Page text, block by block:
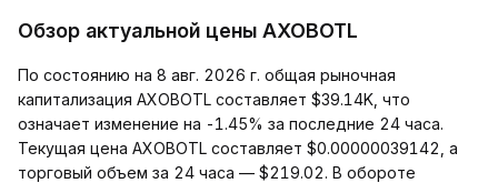
Обзор актуальной цены AXOBOTL
По состоянию на 8 авг. 2026 г. общая рыночная
капитализация AXOBOTL составляет $39.14K, что
означает изменение на -1.45% за последние 24 часа.
Текущая цена AXOBOTL составляет $0.00000039142, а
торговый объем за 24 часа — $219.02. В обороте